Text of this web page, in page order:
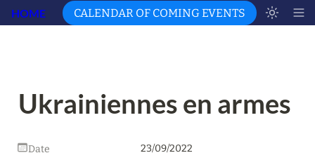
HOME CALENDAR OF COMING EVENTS
Ukrainiennes en armes
Date 23/09/2022